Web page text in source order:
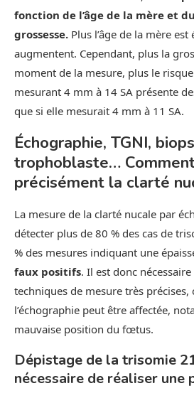
fonction de l’âge de la mère et
grossesse. Plus l’âge de la mère
augmentent. Cependant, plus la
moment de la mesure, plus le
mesurant 4 mm à 14 SA présente
que si elle mesurait 4 mm à 11 SA.
Échographie, TGNI,
trophoblaste…
précisément la clarté
La mesure de la clarté nucale par
détecter plus de 80 % des cas de
% des mesures indiquant une
faux positifs. Il est donc
techniques de mesure très précises,
l’échographie peut être affectée,
mauvaise position du fœtus.
Dépistage de la trisomie
nécessaire de réaliser une